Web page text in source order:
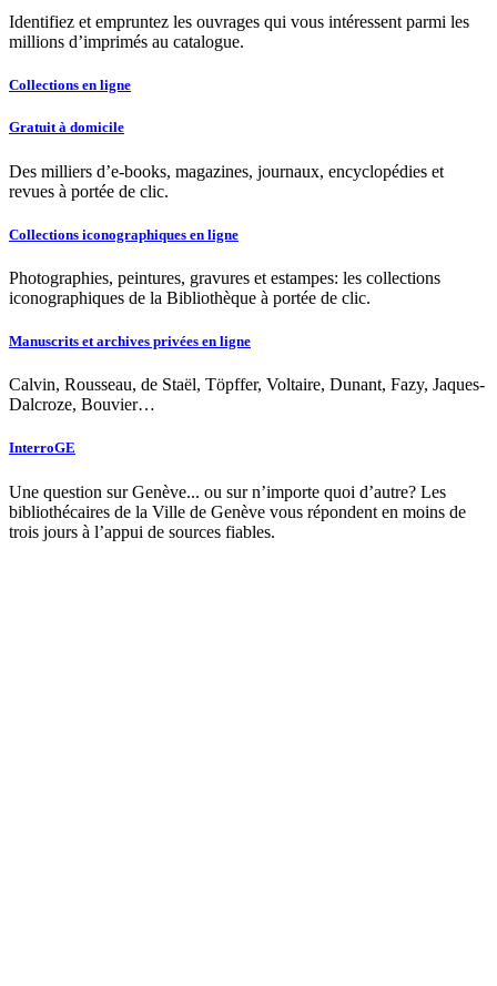
Identifiez et empruntez les ouvrages qui vous intéressent parmi les
millions d’imprimés au catalogue.
Collections en ligne
Gratuit à domicile
Des milliers d’e-books, magazines, journaux, encyclopédies et
revues à portée de clic.
Collections iconographiques en ligne
Photographies, peintures, gravures et estampes: les collections
iconographiques de la Bibliothèque à portée de clic.
Manuscrits et archives privées en ligne
Calvin, Rousseau, de Staël, Töpffer, Voltaire, Dunant, Fazy, Jaques-
Dalcroze, Bouvier…
InterroGE
Une question sur Genève... ou sur n’importe quoi d’autre? Les
bibliothécaires de la Ville de Genève vous répondent en moins de
trois jours à l’appui de sources fiables.